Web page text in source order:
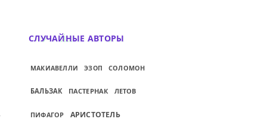
И ЧАШКОЙ КОФЕ...
НАШ ПУТЬ ИЗ НИОТКУДА В НИКУДА
СЛУЧАЙНЫЕ АВТОРЫ
МАКИАВЕЛЛИ ЭЗОП СОЛОМОН
БАЛЬЗАК ПАСТЕРНАК ЛЕТОВ
ПИФАГОР АРИСТОТЕЛЬ